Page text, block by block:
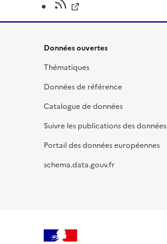
Données ouvertes
Thématiques
Données de référence
Catalogue de données
Suivre les publications des données
Portail des données européennes
schema.data.gouv.fr